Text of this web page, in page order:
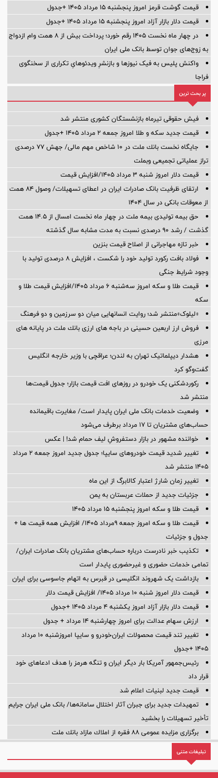
قیمت گوشت قرمز امروز پنجشنبه ۱۵ مرداد ۱۴۰۵ +جدول
قیمت دلار بازار آزاد امروز پنجشنبه ۱۵ مرداد ۱۴۰۵ +جدول
در چهار ماه نخست ۱۴۰۵ رقم خورد؛ پرداخت بیش از ۸ همت وام ازدواج
به زوج‌های جوان توسط بانک ملی ایران
واکنش پلیس به فیک نیوزها و بازنشرِ ویدئوهایِ تکراری از سخنگوی
فراجا
پر بحث ترین
فیش حقوقی تیرماه بازنشستگان کشوری منتشر شد
قیمت جدید سکه و طلا امروز جمعه ۲ مرداد ۱۴۰۵ +جدول
جایگاه نخست بانك ملت در 10 شاخص مهم مالی/ جهش 77 درصدی
تراز عملیاتی تجمیعی وبملت
قیمت دلار امروز شنبه ۳ مرداد ۱۴۰۵/افزایش قیمت
ارتقای ظرفیت بانک صادرات ایران در اعطای تسهیلات/ وصول ۸۴ همت
از معوقات بانکی در سال ۱۴۰۴
حق بیمه تولیدی بیمه ملت در چهار ماه نخست امسال از 14.5 همت
گذشت / رشد 90 درصدی نسبت به مدت مشابه سال گذشته
خبر تازه مهاجرانی از اصلاح قیمت بنزین
فولاد بافت رکورد تولید خود را شکست ، افزایش 8 درصدی تولید با
وجود شرایط جنگی
قیمت طلا و سکه امروز سه‌شنبه ۶ مرداد ۱۴۰۵/افزایش قیمت طلا و
سکه
«لیلوک»منتشر شد؛ روایت انسانهایی میان دو سرزمین و دو فرهنگ
فروش ارز اربعین حسینی در باجه های ارزی بانك ملت در پایانه های
مرزی
هشدار دیپلماتیک تهران به لندن؛ عراقچی با وزیر خارجه انگلیس
گفت‌وگو کرد
رکوردشکنی یک خودرو در روزهای افت قیمت بازار؛ جدول قیمت‌ها
منتشر شد
وضعیت خدمات بانک ملی ایران پایدار است/ مغایرت‌ باقیمانده
حساب‌های مشتریان تا ۱۷ مرداد برطرف می‌شود
خواننده مشهور در بازار دستفروشِ لیف حمام شد! | عکس
تغییر شدید قیمت خودروهای سایپا؛ جدول جدید امروز جمعه ۲ مرداد
۱۴۰۵ منتشر شد
تغییر زمان شارژ اعتبار کالابرگ از این ماه
جزئیات جدید از حملات عربستان به یمن
قیمت طلا و سکه امروز پنجشنبه ۱۵ مرداد ۱۴۰۵
قیمت طلا و سکه امروز جمعه ۹مرداد ۱۴۰۵/ افزایش همه قیمت ها +
جدول و جزئیات
تکذیب خبر نادرست درباره حساب‌های مشتریان بانک صادرات ایران/
تمامی خدمات حضوری و غیرحضوری پایدار است
بازداشت یک شهروند انگلیسی در قبرس به اتهام جاسوسی برای ایران
قیمت دلار امروز شنبه ۱۰ مرداد ۱۴۰۵/ افزایش قیمت دلار
قیمت دلار بازار آزاد امروز یکشنبه ۴ مرداد ۱۴۰۵ +جدول
ارزش سهام عدالت برای امروز چهارشنبه ۱۴ مرداد + جدول
تغییر تند قیمت محصولات ایران‌خودرو و سایپا امروزشنبه ۱۰ مرداد
۱۴۰۵ +جدول
رئیس‌جمهور آمریکا بار دیگر ایران و تنگه هرمز را هدف ادعاهای خود
قرار داد
قیمت جدید لبنیات اعلام شد
تمهیدات جدید برای جبران آثار اختلال سامانه‌ها/ بانک ملی ایران جرایم
تأخیر تسهیلات را بخشید
برگزاری مزایده عمومی 88 فقره از املاك مازاد بانك ملت
تبلیغات متنی